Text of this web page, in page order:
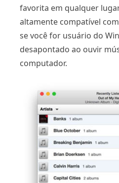
favorita em qualquer
altamente compatível
se você for usuário do
desapontado ao ouvir
computador.